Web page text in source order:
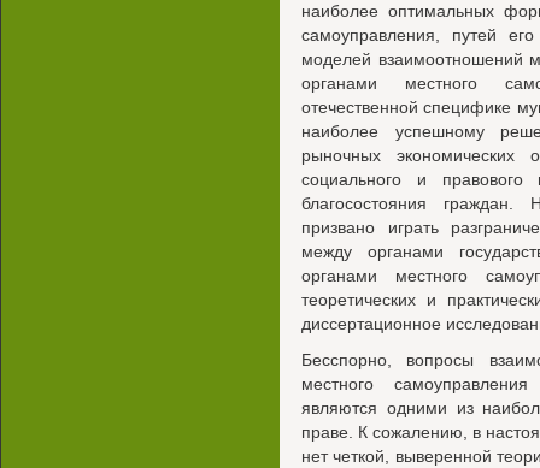
наиболее оптимальных
самоуправления, путей
моделей взаимоотношений
органами местного
отечественной специфике
наиболее успешному
рыночных экономических
социального и правового
благосостояния
призвано играть
между органами
органами местного
теоретических и
диссертационное
Бесспорно, вопросы
местного
являются одними из
праве. К сожалению, в
нет четкой, выверенной